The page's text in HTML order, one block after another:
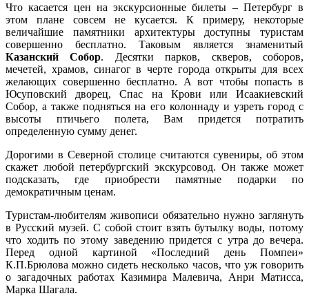
Что касается цен на экскурсионные билеты – Петербург в
этом плане совсем не кусается. К примеру, некоторые
величайшие памятники архитектуры доступны туристам
совершенно бесплатно. Таковым является знаменитый
Казанский Собор. Десятки парков, скверов, соборов,
мечетей, храмов, синагог в черте города открыты для всех
желающих совершенно бесплатно. А вот чтобы попасть в
Юсуповский дворец, Спас на Крови или Исаакиевский
Собор, а также подняться на его колоннаду и узреть город с
высоты птичьего полета, Вам придется потратить
определенную сумму денег.
Дорогими в Северной столице считаются сувениры, об этом
скажет любой петербургский экскурсовод. Он также может
подсказать, где приобрести памятные подарки по
демократичным ценам.
Туристам-любителям живописи обязательно нужно заглянуть
в Русский музей. С собой стоит взять бутылку воды, потому
что ходить по этому заведению придется с утра до вечера.
Перед одной картиной «Последний день Помпеи»
К.П.Брюлова можно сидеть несколько часов, что уж говорить
о загадочных работах Казимира Малевича, Анри Матисса,
Марка Шагала.